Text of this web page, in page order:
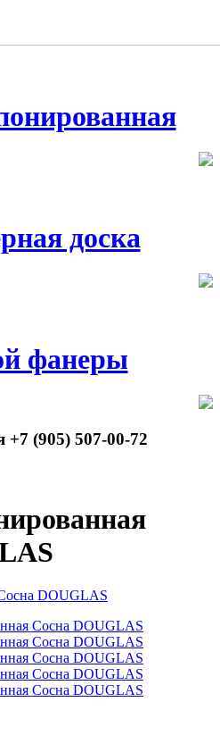
доска
фанеры
+7 (905) 507-00-72